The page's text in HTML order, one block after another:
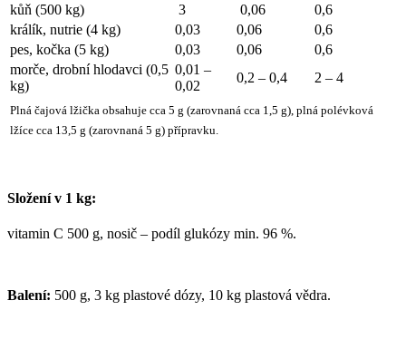
kůň (500 kg)
3 0,06
0,6
králík, nutrie (4 kg)
0,03 0,06
0,6
pes, kočka (5 kg)
0,03 0,06
0,6
morče, drobní hlodavci (0,5
kg)
0,01 –
0,02
0,2 – 0,4 2 – 4
Plná čajová lžička obsahuje cca 5 g (zarovnaná cca 1,5 g), plná polévková
lžíce cca 13,5 g (zarovnaná 5 g) přípravku.
Složení v 1 kg:
vitamin C 500 g, nosič – podíl glukózy min. 96 %.
Balení: 500 g, 3 kg plastové dózy, 10 kg plastová vědra.